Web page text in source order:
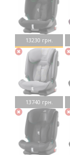
13230 грн.
13740 грн.